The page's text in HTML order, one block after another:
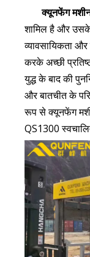
क्यूनफेंग
शामिल है और उसके
व्यावसायिकता
करके अच्छी
युद्ध के बाद की
और बातचीत के
रूप से क्यूनफेंग
QS1300